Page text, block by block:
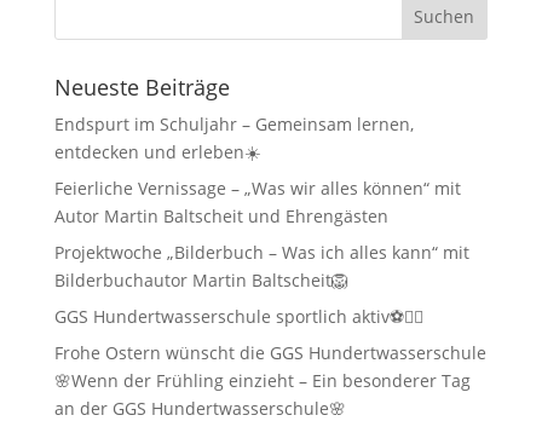
Neueste Beiträge
Endspurt im Schuljahr – Gemeinsam lernen,
entdecken und erleben☀️
Feierliche Vernissage – „Was wir alles können“ mit
Autor Martin Baltscheit und Ehrengästen
Projektwoche „Bilderbuch – Was ich alles kann“ mit
Bilderbuchautor Martin Baltscheit🦁
GGS Hundertwasserschule sportlich aktiv⚽🏃‍♂️
Frohe Ostern wünscht die GGS Hundertwasserschule
🌸Wenn der Frühling einzieht – Ein besonderer Tag
an der GGS Hundertwasserschule🌸